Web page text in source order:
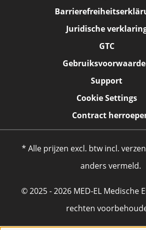
Juridische
GTC
Support
Cookie Settings
Contract
* Alle prijzen excl. btw incl.
anders vermeld.
© 2025 - 2026 MED-EL Medische
rechten